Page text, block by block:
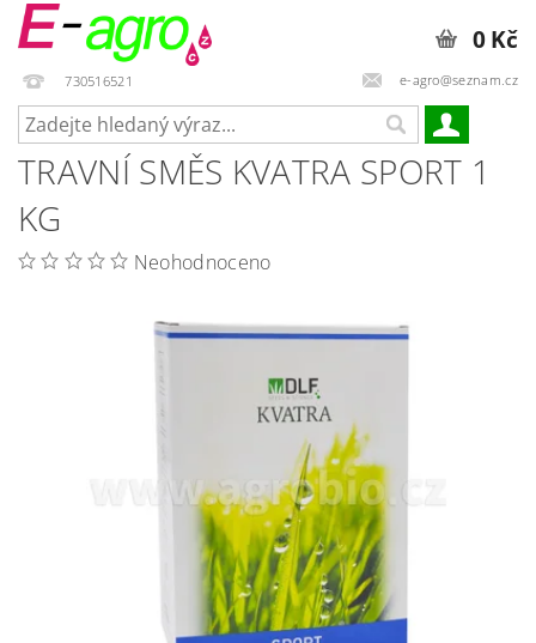
730516521 e-agro@seznam.cz
0 Kč
TRAVNÍ SMĚS KVATRA SPORT 1
KG
Neohodnoceno